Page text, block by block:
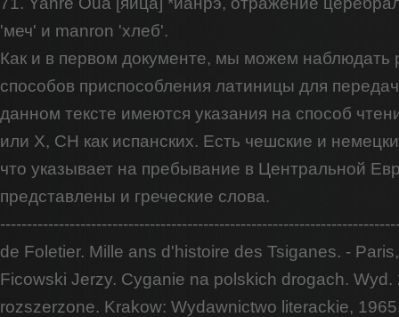
'меч' и manron 'хлеб'.
Как и в первом документе, мы можем наблюдать
способов приспособления латиницы для
данном тексте имеются указания на способ
или X, CH как испанских. Есть чешские и
что указывает на пребывание в Центральной
представлены и греческие слова.
de Foletier. Mille ans d'histoire des Tsiganes. -
Ficowski Jerzy. Cyganie na polskich drogach. Wyd.
rozszerzone. Krakow: Wydawnictwo literackie,